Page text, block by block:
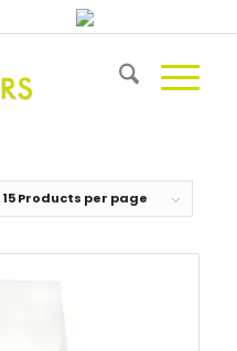
15 Products per page